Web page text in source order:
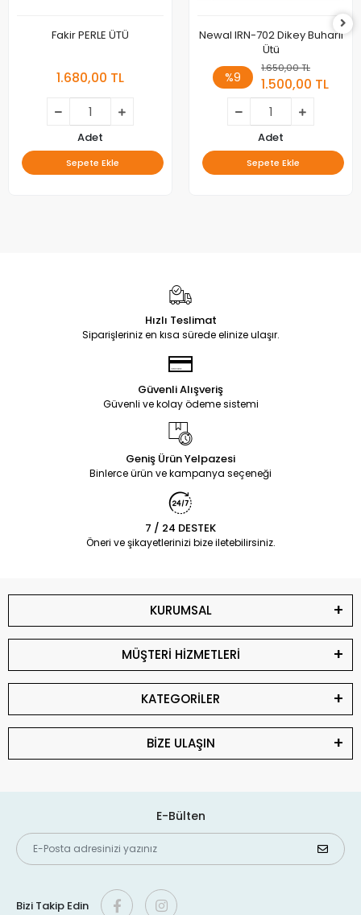
Fakir PERLE ÜTÜ
1.680,00 TL
Adet
Sepete Ekle
Newal IRN-702 Dikey Buharlı
Ütü
%9
1.650,00 TL
1.500,00 TL
Adet
Sepete Ekle
Hızlı Teslimat
Siparişleriniz en kısa sürede elinize ulaşır.
Güvenli Alışveriş
Güvenli ve kolay ödeme sistemi
Geniş Ürün Yelpazesi
Binlerce ürün ve kampanya seçeneği
7 / 24 DESTEK
Öneri ve şikayetlerinizi bize iletebilirsiniz.
KURUMSAL
MÜŞTERİ HİZMETLERİ
KATEGORİLER
BİZE ULAŞIN
E-Bülten
Bizi Takip Edin